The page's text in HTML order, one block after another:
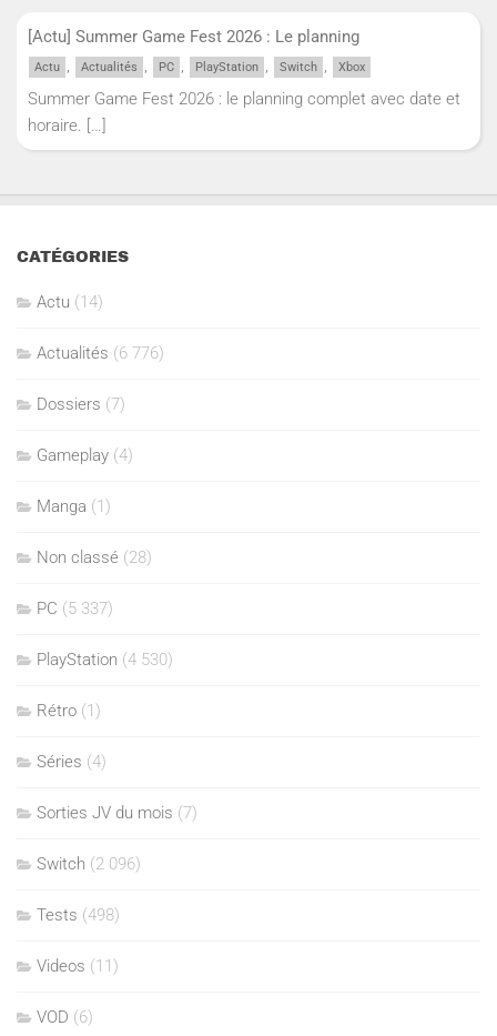
[Actu] Summer Game Fest 2026 : Le planning
Actu , Actualités , PC , PlayStation , Switch , Xbox
Summer Game Fest 2026 : le planning complet avec date et
horaire. […]
CATÉGORIES
Actu (14)
Actualités (6 776)
Dossiers (7)
Gameplay (4)
Manga (1)
Non classé (28)
PC (5 337)
PlayStation (4 530)
Rétro (1)
Séries (4)
Sorties JV du mois (7)
Switch (2 096)
Tests (498)
Videos (11)
VOD (6)